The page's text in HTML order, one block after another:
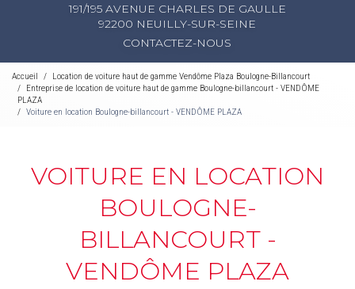
191/195 AVENUE CHARLES DE GAULLE
92200 NEUILLY-SUR-SEINE
CONTACTEZ-NOUS
Accueil
Location de voiture haut de gamme Vendôme Plaza Boulogne-Billancourt
Entreprise de location de voiture haut de gamme Boulogne-billancourt - VENDÔME
PLAZA
Voiture en location Boulogne-billancourt - VENDÔME PLAZA
VOITURE EN LOCATION
BOULOGNE-
BILLANCOURT -
VENDÔME PLAZA